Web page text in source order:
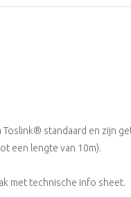
Toslink® standaard en zijn
een lengte van 10m).
met technische info sheet.